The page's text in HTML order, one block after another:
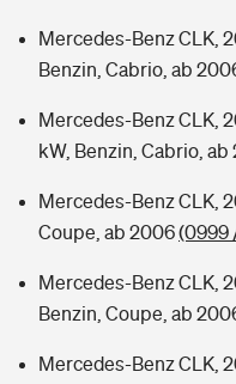
Mercedes-Benz CLK,
Benzin, Cabrio, ab
Mercedes-Benz CLK,
kW, Benzin, Cabrio, ab
Mercedes-Benz CLK,
Coupe, ab 2006(0999
Mercedes-Benz CLK,
Benzin, Coupe, ab
Mercedes-Benz CLK,